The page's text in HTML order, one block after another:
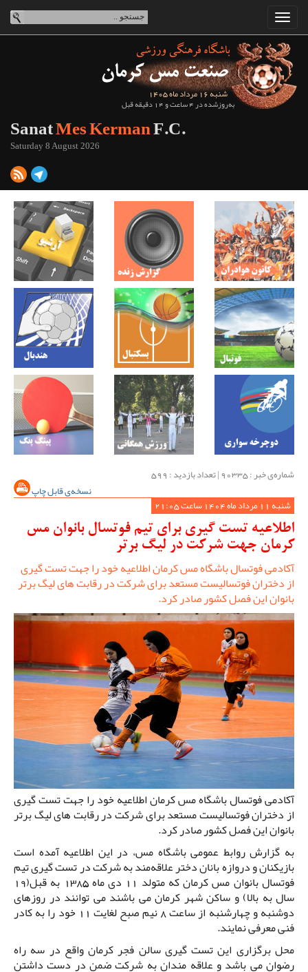
شنبه 16 مرداد ماه 1405
به‌روزشده در 4 ساعت و 14 دقیقه قبل
SanatMes KermanF.C.
Saturday 8 August 2026
شماره‌ی خبر : ‌90335 | تعداد بازدید : 599
نسخه‌ی قابل چاپ
شنبه 11 مرداد ماه 1404 ساعت 21:05
اطلاعیه تست گیری برای تیم فوتسال بانوان مس
کرمان جهت شرکت در لیگ برتر
آکادمی فوتسال باشگاه مس کرمان اطلاعیه خود را جهت تست گیری
از دختران فوتسالیست مستعد برای شرکت در رقابت های لیگ برتر
بانوان این فصل کشور صادر کرد.
آکادمی فوتسال باشگاه مس کرمان اطلاعیه خود را جهت تست گیری
از دختران فوتسالیست مستعد برای شرکت در رقابت های لیگ برتر
بانوان این فصل کشور صادر کرد.
به گزارش روابط عمومی باشگاه مس، در این اطلاعیه آمده است
بازیکنان و دروازه بانان دختر علاقه‌مند به شرکت در تست گیری تیم
فوتسال بانوان مس کرمان که متولد 11 دی ماه 1385 به قبل(19
سال به بالا) و ساکن شهر کرمان می باشند می توانند در روزهای
دوشنبه و چهارشنبه از ساعت 8 نیم صبح لغایت 11 خود را به کادر
فنی معرفی نمایند.
محل برگزاری این تست گیری سالن فجر کرمان واقع در سه راه
رضوان می باشد و علاقه مندان به شرکت ضمن در دست داشتن